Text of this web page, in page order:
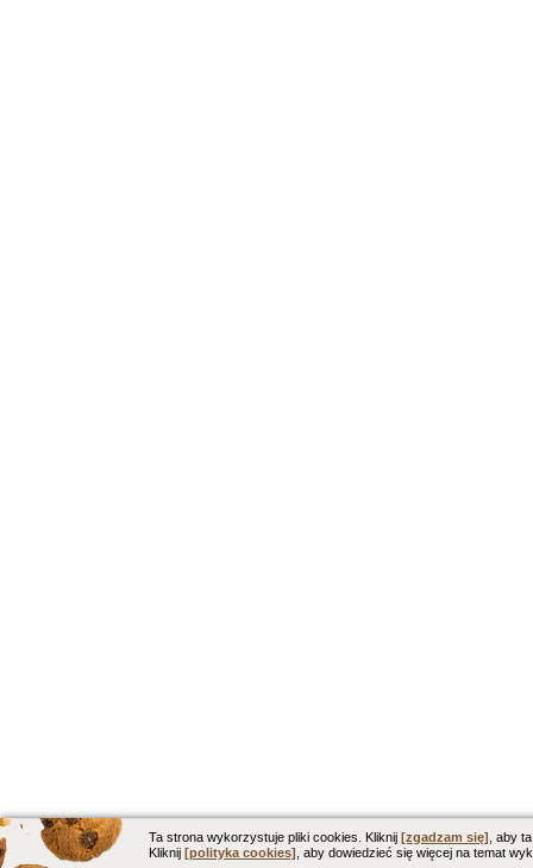
Ta strona wykorzystuje pliki cookies. Kliknij [zgadzam się] , aby
Kliknij [polityka cookies] , aby dowiedzieć się więcej na temat